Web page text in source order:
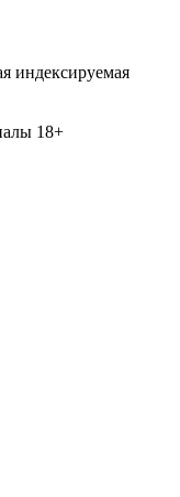
индексируемая
18+